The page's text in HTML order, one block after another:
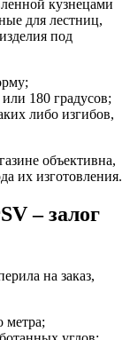
кузнецами
для лестниц,
под
180 градусов;
либо изгибов,
объективна,
их изготовления.
– залог
на заказ,
метра;